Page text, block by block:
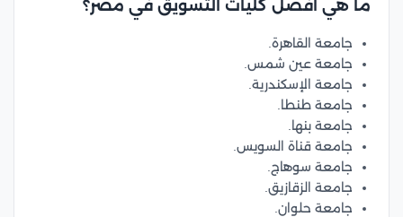
ما هي أفضل كليات التسويق في مصر؟
جامعة القاهرة.
جامعة عين شمس.
جامعة الإسكندرية.
جامعة طنطا.
جامعة بنها.
جامعة قناة السويس.
جامعة سوهاج.
جامعة الزقازيق.
جامعة حلوان.